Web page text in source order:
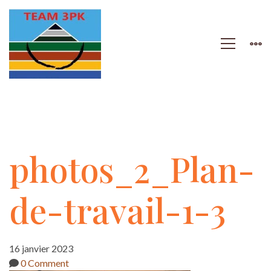
photos_2_Plan-
de-
travail-
photos_2_Plan-
de-travail-1-3
16 janvier 2023
0 Comment